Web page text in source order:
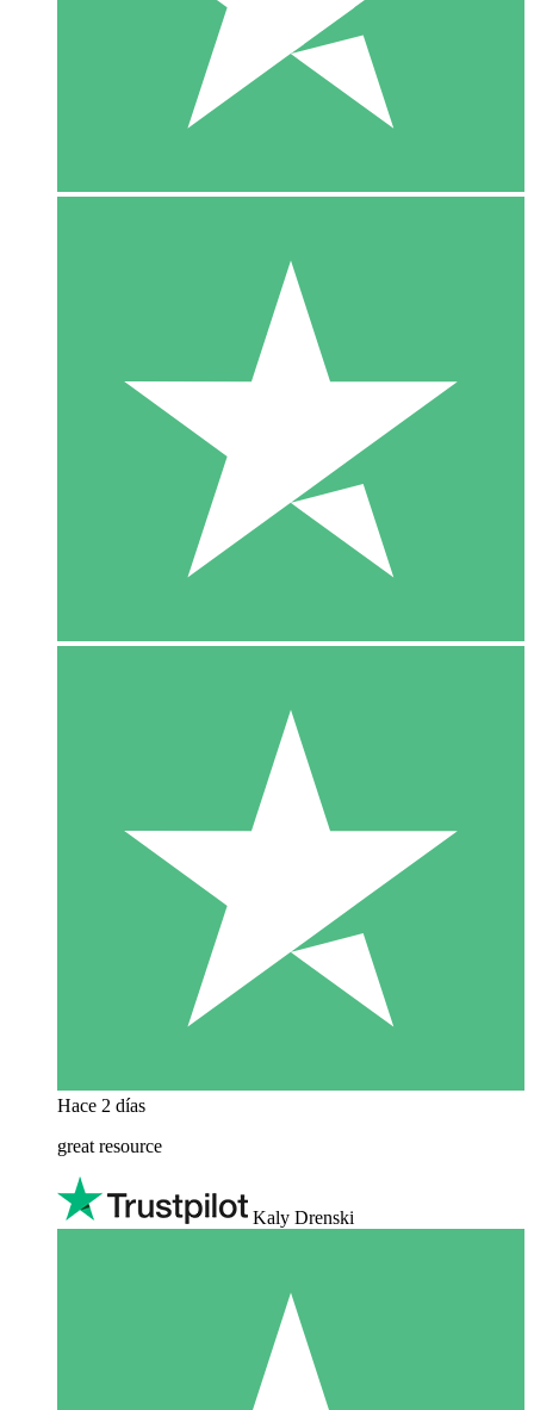
Hace 2 días
great resource
Kaly Drenski